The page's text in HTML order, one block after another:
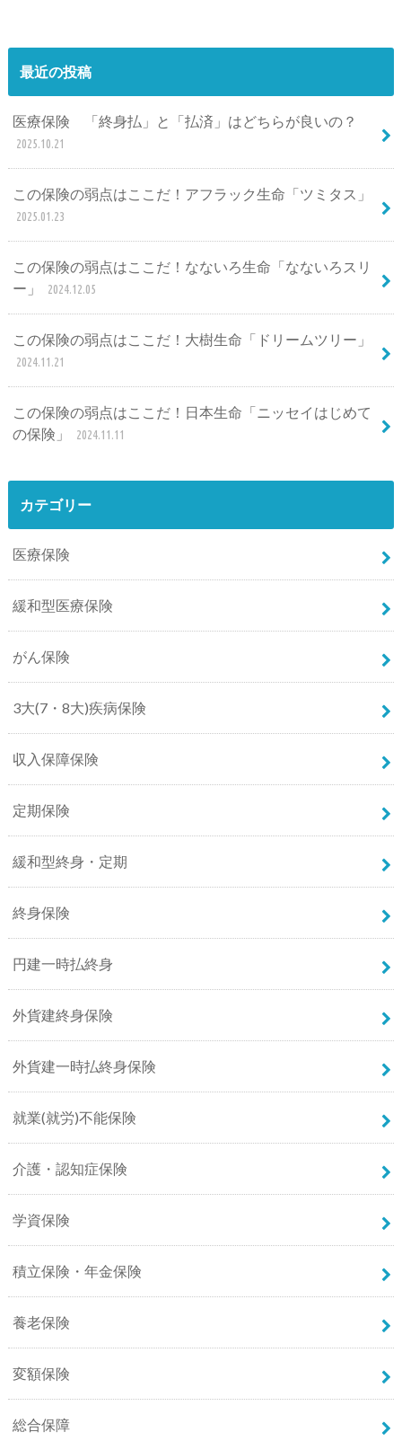
最近の投稿
医療保険 「終身払」と「払済」はどちらが良いの？
2025.10.21
この保険の弱点はここだ！アフラック生命「ツミタス」
2025.01.23
この保険の弱点はここだ！なないろ生命「なないろスリ
ー」
2024.12.05
この保険の弱点はここだ！大樹生命「ドリームツリー」
2024.11.21
この保険の弱点はここだ！日本生命「ニッセイはじめて
の保険」
2024.11.11
カテゴリー
医療保険
緩和型医療保険
がん保険
3大(7・8大)疾病保険
収入保障保険
定期保険
緩和型終身・定期
終身保険
円建一時払終身
外貨建終身保険
外貨建一時払終身保険
就業(就労)不能保険
介護・認知症保険
学資保険
積立保険・年金保険
養老保険
変額保険
総合保障